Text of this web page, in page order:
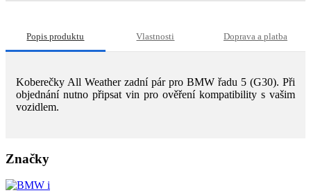
Popis produktu Vlastnosti Doprava a platba
Koberečky All Weather zadní pár pro BMW řadu 5 (G30). Při
objednání nutno připsat vin pro ověření kompatibility s vašim
vozidlem.
Značky